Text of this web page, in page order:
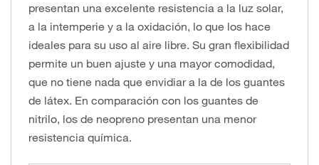
presentan una excelente resistencia a la luz solar,
a la intemperie y a la oxidación, lo que los hace
ideales para su uso al aire libre. Su gran flexibilidad
permite un buen ajuste y una mayor comodidad,
que no tiene nada que envidiar a la de los guantes
de látex. En comparación con los guantes de
nitrilo, los de neopreno presentan una menor
resistencia química.